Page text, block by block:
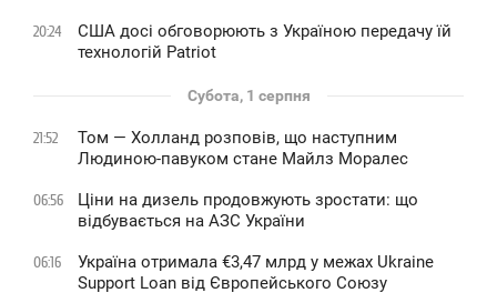
20:24
США досі обговорюють з Україною передачу їй
технологій Patriot
Субота, 1 серпня
21:52
Том — Холланд розповів, що наступним
Людиною-павуком стане Майлз Моралес
06:56
Ціни на дизель продовжують зростати: що
відбувається на АЗС України
06:16
Україна отримала €3,47 млрд у межах Ukraine
Support Loan від Європейського Союзу